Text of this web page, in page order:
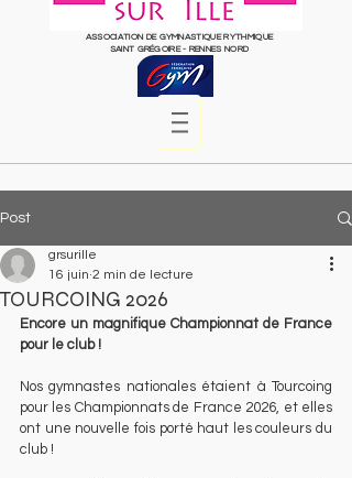
ASSOCIATION DE GYMNASTIQUE RYTHMIQUE
SAINT GRÉGOIRE- RENNES NORD
Post
TOURCOING 2026
grsurille
16 juin 2 min de lecture
Encore un magnifique Championnat de France
pour le club !
Nos gymnastes nationales étaient à Tourcoing
pour les Championnats de France 2026, et elles
ont une nouvelle fois porté haut les couleurs du
club !